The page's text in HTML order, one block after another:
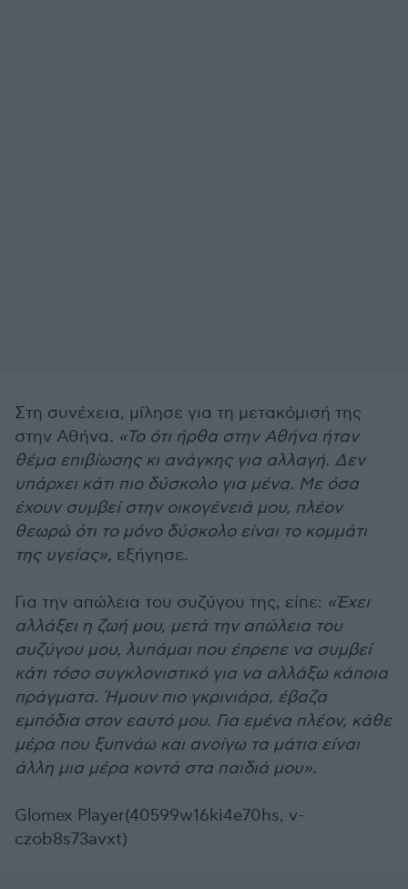
Στη συνέχεια, μίλησε για τη μετακόμισή της
στην Αθήνα. «Το ότι ήρθα στην Αθήνα ήταν
θέμα επιβίωσης κι ανάγκης για αλλαγή. Δεν
υπάρχει κάτι πιο δύσκολο για μένα. Με όσα
έχουν συμβεί στην οικογένειά μου, πλέον
θεωρώ ότι το μόνο δύσκολο είναι το κομμάτι
της υγείας», εξήγησε.
Για την απώλεια του συζύγου της, είπε: «Έχει
αλλάξει η ζωή μου, μετά την απώλεια του
συζύγου μου, λυπάμαι που έπρεπε να συμβεί
κάτι τόσο συγκλονιστικό για να αλλάξω κάποια
πράγματα. Ήμουν πιο γκρινιάρα, έβαζα
εμπόδια στον εαυτό μου. Για εμένα πλέον, κάθε
μέρα που ξυπνάω και ανοίγω τα μάτια είναι
άλλη μια μέρα κοντά στα παιδιά μου».
Glomex Player(40599w16ki4e70hs, v-
czob8s73avxt)